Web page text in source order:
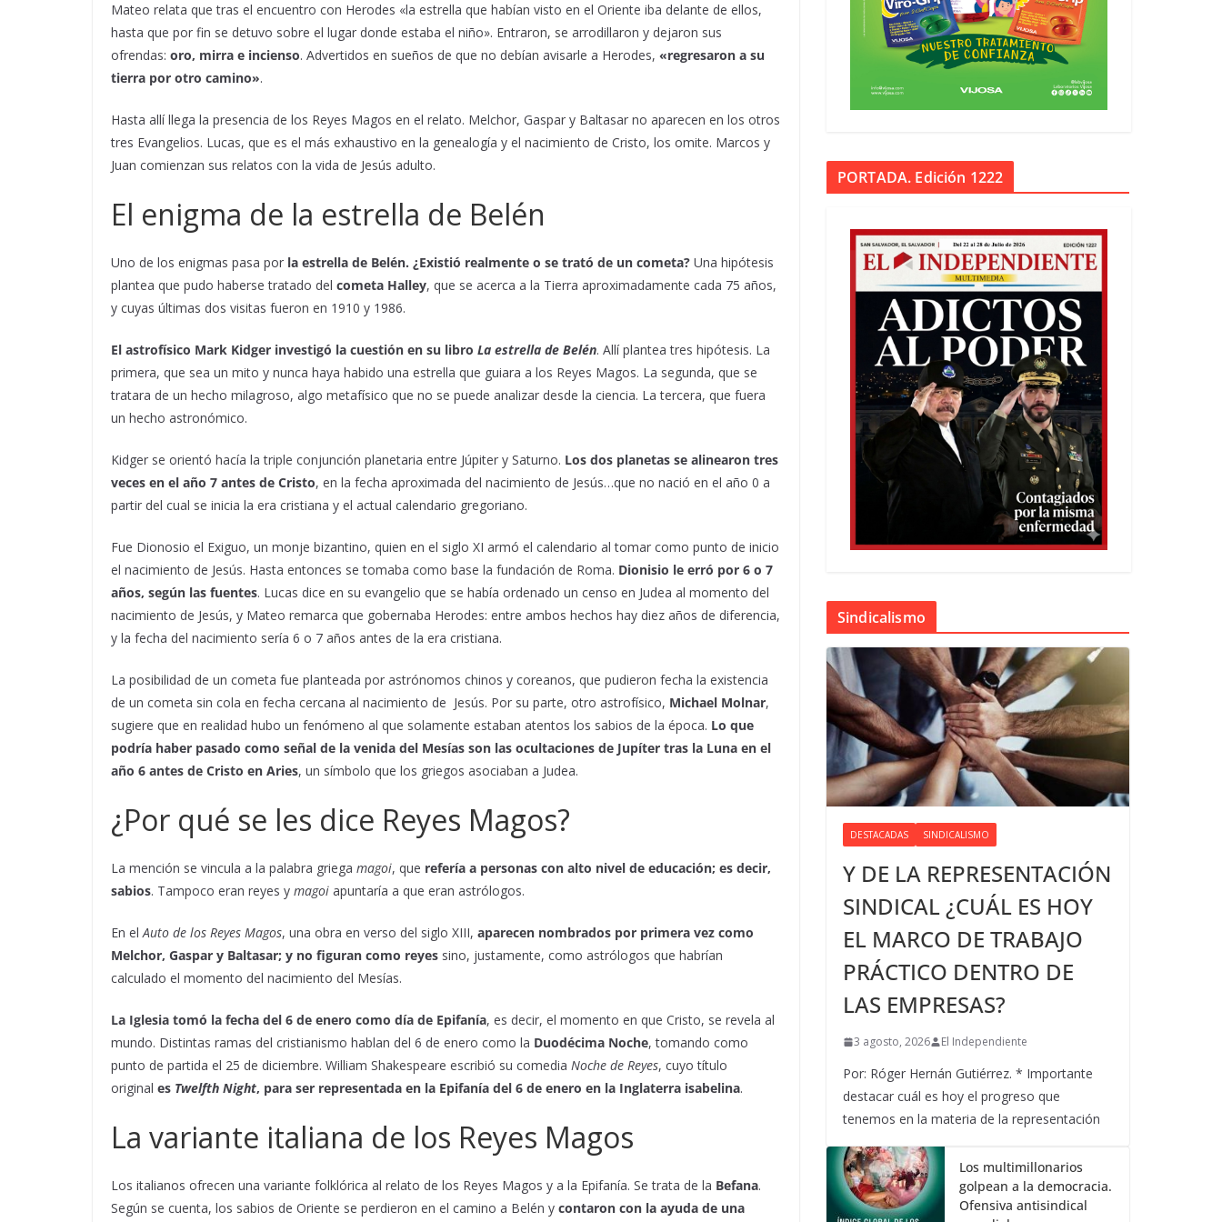
Mateo relata que tras el encuentro con Herodes «la estrella que habían visto en el Oriente iba delante de ellos,
hasta que por fin se detuvo sobre el lugar donde estaba el niño». Entraron, se arrodillaron y dejaron sus
ofrendas: oro, mirra e incienso. Advertidos en sueños de que no debían avisarle a Herodes, «regresaron a su
tierra por otro camino».
Hasta allí llega la presencia de los Reyes Magos en el relato. Melchor, Gaspar y Baltasar no aparecen en los otros
tres Evangelios. Lucas, que es el más exhaustivo en la genealogía y el nacimiento de Cristo, los omite. Marcos y
Juan comienzan sus relatos con la vida de Jesús adulto.
El enigma de la estrella de Belén
Uno de los enigmas pasa por la estrella de Belén. ¿Existió realmente o se trató de un cometa? Una hipótesis
plantea que pudo haberse tratado del cometa Halley, que se acerca a la Tierra aproximadamente cada 75 años,
y cuyas últimas dos visitas fueron en 1910 y 1986.
El astrofísico Mark Kidger investigó la cuestión en su libro La estrella de Belén. Allí plantea tres hipótesis. La
primera, que sea un mito y nunca haya habido una estrella que guiara a los Reyes Magos. La segunda, que se
tratara de un hecho milagroso, algo metafísico que no se puede analizar desde la ciencia. La tercera, que fuera
un hecho astronómico.
Kidger se orientó hacía la triple conjunción planetaria entre Júpiter y Saturno. Los dos planetas se alinearon tres
veces en el año 7 antes de Cristo, en la fecha aproximada del nacimiento de Jesús…que no nació en el año 0 a
partir del cual se inicia la era cristiana y el actual calendario gregoriano.
Fue Dionosio el Exiguo, un monje bizantino, quien en el siglo XI armó el calendario al tomar como punto de inicio
el nacimiento de Jesús. Hasta entonces se tomaba como base la fundación de Roma. Dionisio le erró por 6 o 7
años, según las fuentes. Lucas dice en su evangelio que se había ordenado un censo en Judea al momento del
nacimiento de Jesús, y Mateo remarca que gobernaba Herodes: entre ambos hechos hay diez años de diferencia,
y la fecha del nacimiento sería 6 o 7 años antes de la era cristiana.
La posibilidad de un cometa fue planteada por astrónomos chinos y coreanos, que pudieron fecha la existencia
de un cometa sin cola en fecha cercana al nacimiento de Jesús. Por su parte, otro astrofísico, Michael Molnar,
sugiere que en realidad hubo un fenómeno al que solamente estaban atentos los sabios de la época. Lo que
podría haber pasado como señal de la venida del Mesías son las ocultaciones de Jupíter tras la Luna en el
año 6 antes de Cristo en Aries, un símbolo que los griegos asociaban a Judea.
¿Por qué se les dice Reyes Magos?
La mención se vincula a la palabra griega magoi, que refería a personas con alto nivel de educación; es decir,
sabios. Tampoco eran reyes y magoi apuntaría a que eran astrólogos.
En elAuto de los Reyes Magos, una obra en verso del siglo XIII, aparecen nombrados por primera vez como
Melchor, Gaspar y Baltasar; y no figuran como reyes sino, justamente, como astrólogos que habrían
calculado el momento del nacimiento del Mesías.
La Iglesia tomó la fecha del 6 de enero como día de Epifanía, es decir, el momento en que Cristo, se revela al
mundo. Distintas ramas del cristianismo hablan del 6 de enero como la Duodécima Noche, tomando como
punto de partida el 25 de diciembre. William Shakespeare escribió su comedia Noche de Reyes, cuyo título
original es Twelfth Night, para ser representada en la Epifanía del 6 de enero en la Inglaterra isabelina.
La variante italiana de los Reyes Magos
Los italianos ofrecen una variante folklórica al relato de los Reyes Magos y a la Epifanía. Se trata de la Befana.
Según se cuenta, los sabios de Oriente se perdieron en el camino a Belén y contaron con la ayuda de una
PORTADA. Edición 1222
Sindicalismo
DESTACADAS SINDICALISMO
Y DE LA REPRESENTACIÓN
SINDICAL ¿CUÁL ES HOY
EL MARCO DE TRABAJO
PRÁCTICO DENTRO DE
LAS EMPRESAS?
3 agosto, 2026 El Independiente
Por: Róger Hernán Gutiérrez. * Importante
destacar cuál es hoy el progreso que
tenemos en la materia de la representación
Los multimillonarios
golpean a la democracia.
Ofensiva antisindical